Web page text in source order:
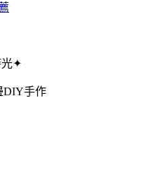
光✦
DIY手作